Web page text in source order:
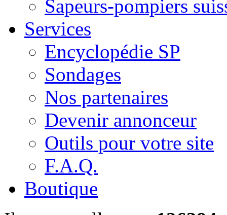
Sapeurs-pompiers
Services
Encyclopédie SP
Sondages
Nos partenaires
Devenir annonceur
Outils pour votre site
F.A.Q.
Boutique